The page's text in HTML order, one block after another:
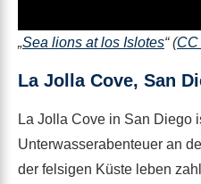
„Sea lions at los Islotes“ (CC
La Jolla Cove, San
La Jolla Cove in San Diego
Unterwasserabenteuer an
der felsigen Küste leben